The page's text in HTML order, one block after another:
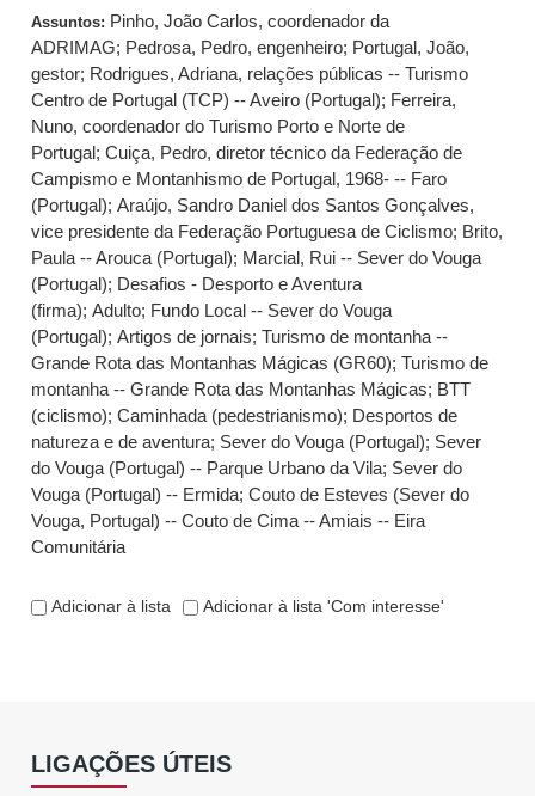
Assuntos: Pinho, João Carlos, coordenador da
ADRIMAG; Pedrosa, Pedro, engenheiro; Portugal, João,
gestor; Rodrigues, Adriana, relações públicas -- Turismo
Centro de Portugal (TCP) -- Aveiro (Portugal); Ferreira,
Nuno, coordenador do Turismo Porto e Norte de
Portugal;Cuiça, Pedro, diretor técnico da Federação de
Campismo e Montanhismo de Portugal, 1968- -- Faro
(Portugal);Araújo, Sandro Daniel dos Santos Gonçalves,
vice presidente da Federação Portuguesa de Ciclismo; Brito,
Paula -- Arouca (Portugal); Marcial, Rui -- Sever do Vouga
(Portugal); Desafios - Desporto e Aventura
(firma);Adulto; Fundo Local -- Sever do Vouga
(Portugal);Artigos de jornais;Turismo de montanha --
Grande Rota das Montanhas Mágicas (GR60);Turismo de
montanha -- Grande Rota das Montanhas Mágicas; BTT
(ciclismo);Caminhada (pedestrianismo); Desportos de
natureza e de aventura; Sever do Vouga (Portugal); Sever
do Vouga (Portugal) -- Parque Urbano da Vila; Sever do
Vouga (Portugal) -- Ermida;Couto de Esteves (Sever do
Vouga, Portugal) -- Couto de Cima -- Amiais -- Eira
Comunitária
Adicionar à lista Adicionar à lista 'Com interesse'
LIGAÇÕES ÚTEIS